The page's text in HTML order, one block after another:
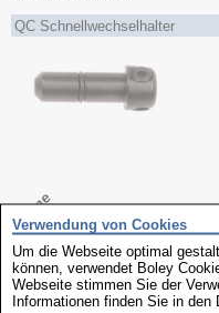
QC Schnellwechselhalter
Name
QC-Werkzeughalter
QC-Werkzeughalter
QC Ziselier Werkzeughalter
Verwendung von Cookies
Um die Webseite optimal
können, verwendet Boley
Webseite stimmen Sie der
Informationen finden Sie in den